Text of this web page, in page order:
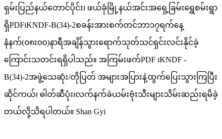
ရှမ်းပြည်နယ်တောင်ပိုင်း၊ ဖယ်ခုံမြို့နယ်အင်းအရှေ့ခြမ်းရွှေစမ်းရွာ
ရှိPDF၊KNDF-B(34)-2စခန်းအားစက်တင်ဘာ၁၇ရက်နေ့
နံနက်(၀၈း၀၀)နာရီအချိန်သွားရောက်သုတ်သင်ရှင်းလင်းနိုင်ခဲ့
ကြောင်းသတင်းရရှိပါသည်။ အကြမ်းဖက်PDF ၊KNDF -
B(34)-2အဖွဲ့သေဆုံး/တိုပြတ် အများအပြားနဲ့ထွက်ပြေးသွားကြပြီး
ဆိုင်ကယ်၊ ဓါတ်ဆီပုံး၊လက်နက်ခဲယမ်းဗုံးသီးများသိမ်းဆည်းရမိခဲ့
တယ်လို့သိရပါတယ်။ Shan Gyi